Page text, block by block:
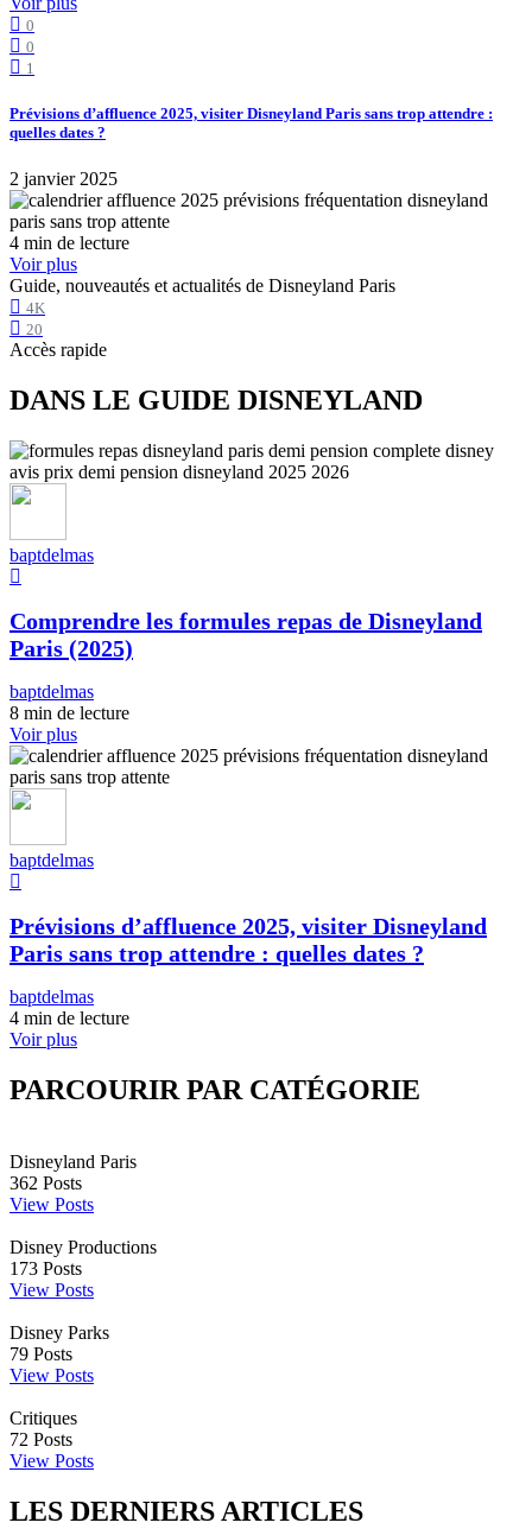
0
0
1
Prévisions d’affluence 2025, visiter Disneyland Paris sans trop attendre :
quelles dates ?
2 janvier 2025
4 min de lecture
Voir plus
Guide, nouveautés et actualités de Disneyland Paris
4K
20
Accès rapide
DANS LE GUIDE DISNEYLAND
baptdelmas
Comprendre les formules repas de Disneyland
Paris (2025)
baptdelmas
8 min de lecture
Voir plus
baptdelmas
Prévisions d’affluence 2025, visiter Disneyland
Paris sans trop attendre : quelles dates ?
baptdelmas
4 min de lecture
Voir plus
PARCOURIR PAR CATÉGORIE
Disneyland Paris
362 Posts
View Posts
Disney Productions
173 Posts
View Posts
Disney Parks
79 Posts
View Posts
Critiques
72 Posts
View Posts
LES DERNIERS ARTICLES